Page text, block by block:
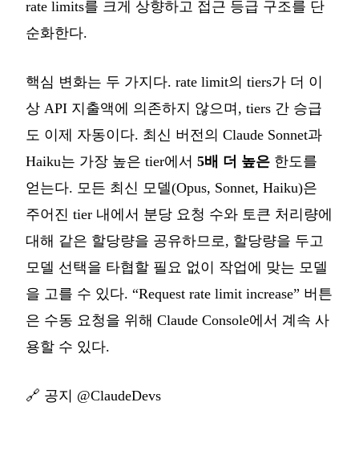
rate limits를 크게 상향하고 접근 등급 구조를 단
순화한다.
핵심 변화는 두 가지다. rate limit의 tiers가 더 이
상 API 지출액에 의존하지 않으며, tiers 간 승급
도 이제 자동이다. 최신 버전의 Claude Sonnet과
Haiku는 가장 높은 tier에서 5배 더 높은 한도를
얻는다. 모든 최신 모델(Opus, Sonnet, Haiku)은
주어진 tier 내에서 분당 요청 수와 토큰 처리량에
대해 같은 할당량을 공유하므로, 할당량을 두고
모델 선택을 타협할 필요 없이 작업에 맞는 모델
을 고를 수 있다. “Request rate limit increase” 버튼
은 수동 요청을 위해 Claude Console에서 계속 사
용할 수 있다.
🔗 공지 @ClaudeDevs